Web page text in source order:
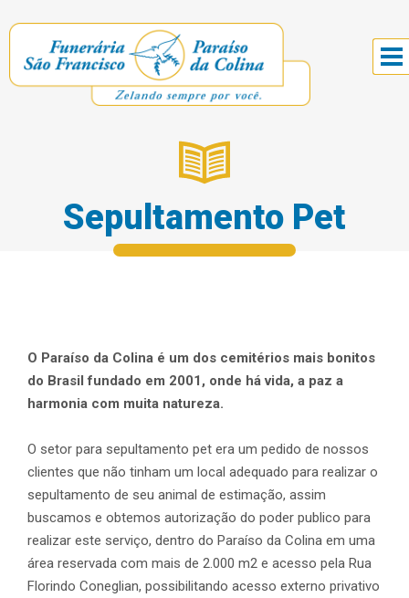
Sepultamento Pet
O Paraíso da Colina é um dos cemitérios mais bonitos
do Brasil fundado em 2001, onde há vida, a paz a
harmonia com muita natureza.
O setor para sepultamento pet era um pedido de nossos
clientes que não tinham um local adequado para realizar o
sepultamento de seu animal de estimação, assim
buscamos e obtemos autorização do poder publico para
realizar este serviço, dentro do Paraíso da Colina em uma
área reservada com mais de 2.000 m2 e acesso pela Rua
Florindo Coneglian, possibilitando acesso externo privativo